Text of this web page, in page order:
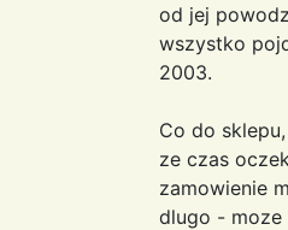
od jej
wszystko
2003.
Co do
ze czas
zamowienie
dlugo -